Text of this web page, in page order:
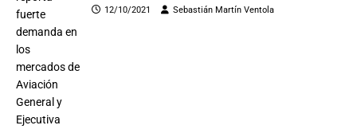
12/10/2021 Sebastián Martín Ventola